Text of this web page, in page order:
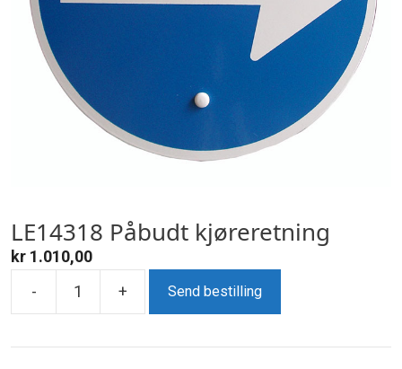
LE14318 Påbudt kjøreretning
kr 1.010,00
-
LE14318
kjøreretning
+ Send bestilling